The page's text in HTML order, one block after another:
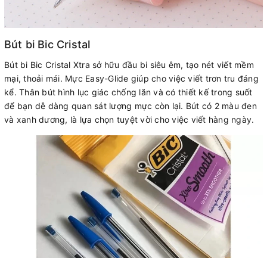
Bút bi Bic Cristal
Bút bi Bic Cristal Xtra sở hữu đầu bi siêu êm, tạo nét viết mềm
mại, thoải mái. Mực Easy-Glide giúp cho việc viết trơn tru đáng
kể. Thân bút hình lục giác chống lăn và có thiết kế trong suốt
để bạn dễ dàng quan sát lượng mực còn lại. Bút có 2 màu đen
và xanh dương, là lựa chọn tuyệt vời cho việc viết hàng ngày.